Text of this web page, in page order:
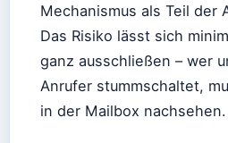
Mechanismus als Teil der
Das Risiko lässt sich
ganz ausschließen – wer
Anrufer stummschaltet,
in der Mailbox nachsehen.